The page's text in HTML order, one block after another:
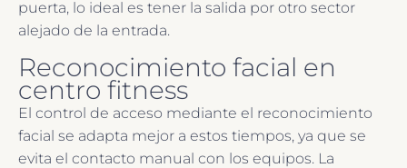
puerta, lo ideal es tener la salida por otro sector
alejado de la entrada.
Reconocimiento facial en
centro fitness
El control de acceso mediante el reconocimiento
facial se adapta mejor a estos tiempos, ya que se
evita el contacto manual con los equipos. La